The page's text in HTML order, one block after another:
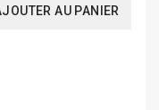
AU PANIER